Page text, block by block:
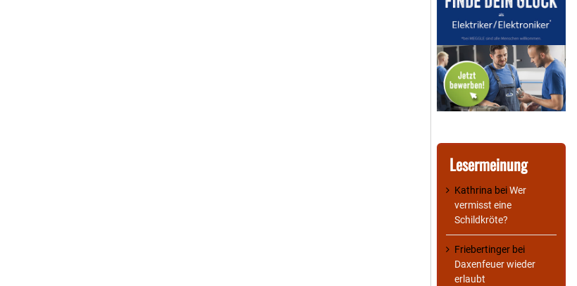
Lesermeinung
Kathrina beiWer
vermisst eine
Schildkröte?
Friebertinger bei
Daxenfeuer wieder
erlaubt